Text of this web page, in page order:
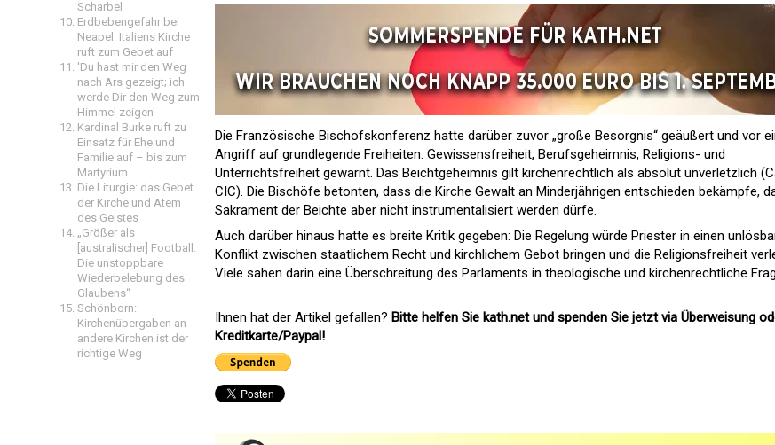
Scharbel
Erdbebengefahr bei
Neapel: Italiens Kirche
ruft zum Gebet auf
'Du hast mir den Weg
nach Ars gezeigt; ich
werde Dir den Weg zum
Himmel zeigen'
Kardinal Burke ruft zu
Einsatz für Ehe und
Familie auf – bis zum
Martyrium
Die Liturgie: das Gebet
der Kirche und Atem
des Geistes
„Größer als
[australischer] Football:
Die unstoppbare
Wiederbelebung des
Glaubens“
Schönborn:
Kirchenübergaben an
andere Kirchen ist der
richtige Weg
Die Französische Bischofskonferenz hatte darüber zuvor „große Besorgnis“ geäußert und vor
Angriff auf grundlegende Freiheiten: Gewissensfreiheit, Berufsgeheimnis, Religions- und
Unterrichtsfreiheit gewarnt. Das Beichtgeheimnis gilt kirchenrechtlich als absolut unverletzlich
CIC). Die Bischöfe betonten, dass die Kirche Gewalt an Minderjährigen entschieden bekämpfe,
Sakrament der Beichte aber nicht instrumentalisiert werden dürfe.
Auch darüber hinaus hatte es breite Kritik gegeben: Die Regelung würde Priester in einen
Konflikt zwischen staatlichem Recht und kirchlichem Gebot bringen und die Religionsfreiheit
Viele sahen darin eine Überschreitung des Parlaments in theologische und kirchenrechtliche
Ihnen hat der Artikel gefallen? Bitte helfen Sie kath.net und spenden Sie jetzt via Überweisung
Kreditkarte/Paypal!